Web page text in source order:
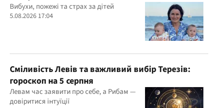
Вибухи, пожежі та страх за дітей
5.08.2026 17:04
Сміливість Левів та важливий вибір Терезів:
гороскоп на 5 серпня
Левам час заявити про себе, а Рибам —
довіритися інтуїції